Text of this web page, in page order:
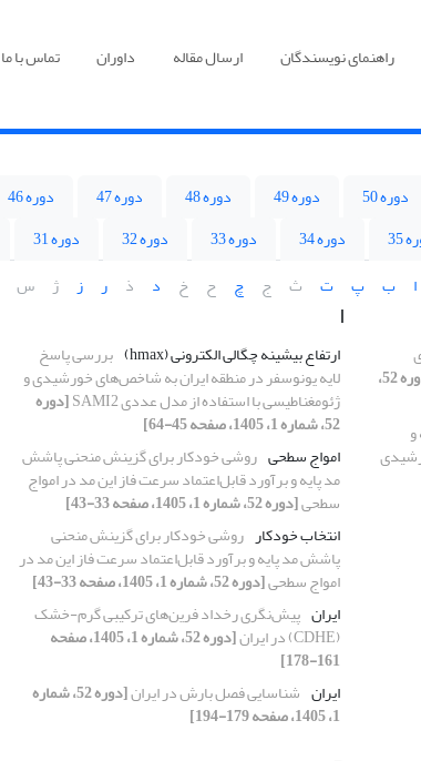
راهنمای نویسندگان ارسال مقاله داوران تماس با ما
دوره 50 دوره 49 دوره 48 دوره 47 دوره 46
35 دوره 34 دوره 33 دوره 32 دوره 31
ا ب پ ت ث ج چ ح خ د ذ ر ز ژ س
[دوره 52،
ا
ارتفاع بیشینه چگالی الکترونی (hmax) بررسی پاسخ
لایه یونوسفر در منطقه ایران به شاخص‌های خورشیدی و
ژئومغناطیسی با استفاده از مدل عددی SAMI2 [دوره
52، شماره 1، 1405، صفحه 45-64]
امواج سطحی روشی خودکار برای گزینش منحنی‌ پاشش
مد پایه و برآورد قابل‌اعتماد سرعت فاز این مد در امواج
سطحی[دوره 52، شماره 1، 1405، صفحه 33-43]
انتخاب خودکار روشی خودکار برای گزینش منحنی‌
پاشش مد پایه و برآورد قابل‌اعتماد سرعت فاز این مد در
امواج سطحی[دوره 52، شماره 1، 1405، صفحه 33-43]
ایران پیش‌نگری رخداد فرین‌های ترکیبی گرم-خشک
(CDHE) در ایران [دوره 52، شماره 1، 1405، صفحه
161-178]
ایران شناسایی فصل بارش در ایران [دوره 52، شماره
1، 1405، صفحه 179-194]